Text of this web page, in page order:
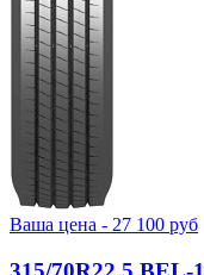
Ваша цена - 27 100 руб